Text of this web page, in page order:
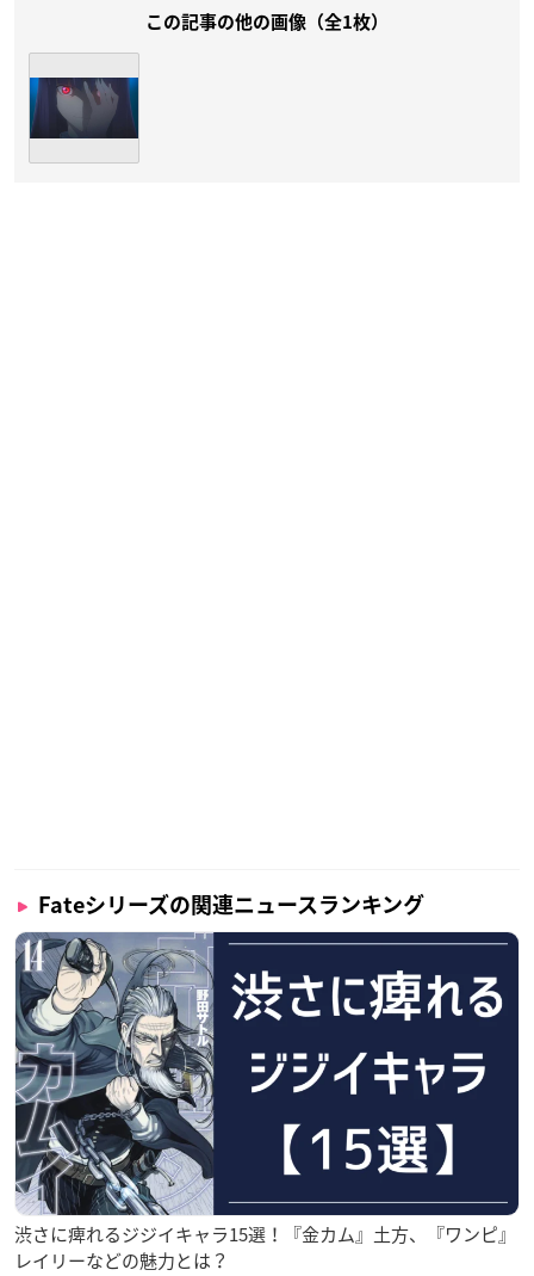
この記事の他の画像（全1枚）
Fateシリーズの関連ニュースランキング
渋さに痺れるジジイキャラ15選！『金カム』土方、『ワンピ』
レイリーなどの魅力とは？